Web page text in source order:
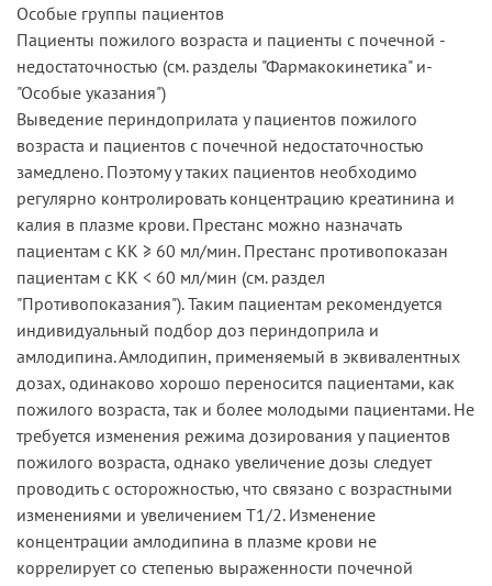
Особые­ группы­ пациентов­
Пациенты­ пожилого­ возраста ­и ­пациенты­ с ­почечной ­
недостаточностью­ (см. ­разделы­ "Фармакокинетика"­ и­
"Особые указания")
Выведение периндоприлата у пациентов пожилого
возраста и пациентов с почечной недостаточностью
замедлено. Поэтому у таких пациентов необходимо
регулярно контролировать концентрацию креатинина и
калия в плазме крови. Престанс можно назначать
пациентам с КК ≥ 60 мл/мин. Престанс противопоказан
пациентам с КК < 60 мл/мин (см. раздел
"Противопоказания"). Таким пациентам рекомендуется
индивидуальный подбор доз периндоприла и
амлодипина. Амлодипин, применяемый в эквивалентных
дозах, одинаково хорошо переносится пациентами, как
пожилого возраста, так и более молодыми пациентами. Не
требуется изменения режима дозирования у пациентов
пожилого возраста, однако увеличение дозы следует
проводить с осторожностью, что связано с возрастными
изменениями и увеличением T1/2. Изменение
концентрации амлодипина в плазме крови не
коррелирует со степенью выраженности почечной